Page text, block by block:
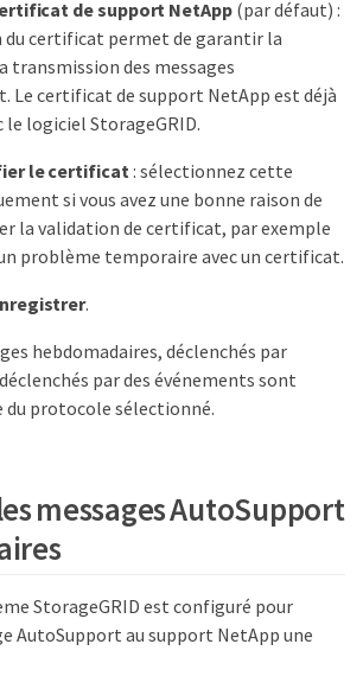
de support NetApp(par défaut) :
du certificat permet de garantir la
transmission des messages
Le certificat de support NetApp est déjà
le logiciel StorageGRID.
le certificat : sélectionnez cette
si vous avez une bonne raison de
la validation de certificat, par exemple
problème temporaire avec un certificat.
.
hebdomadaires, déclenchés par
par des événements sont
du protocole sélectionné.
messages AutoSupport
StorageGRID est configuré pour
AutoSupport au support NetApp une